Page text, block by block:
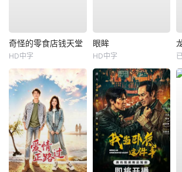
奇怪的零食店钱天堂
HD中字
眼眸
HD中字